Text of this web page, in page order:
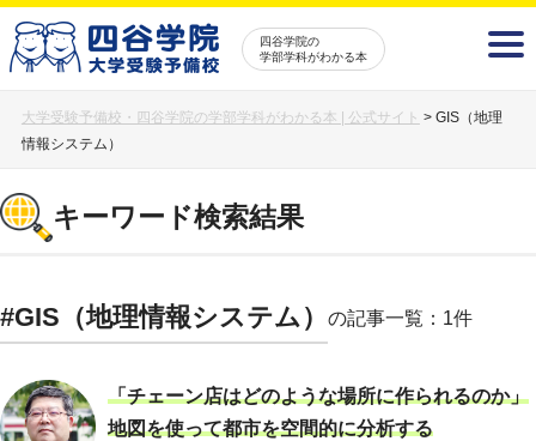
四谷学院の
学部学科がわかる本
大学受験予備校・四谷学院の学部学科がわかる本 | 公式サイト > GIS（地理
情報システム）
キーワード検索結果
#GIS（地理情報システム） の記事一覧：1件
「チェーン店はどのような場所に作られるのか」
地図を使って都市を空間的に分析する